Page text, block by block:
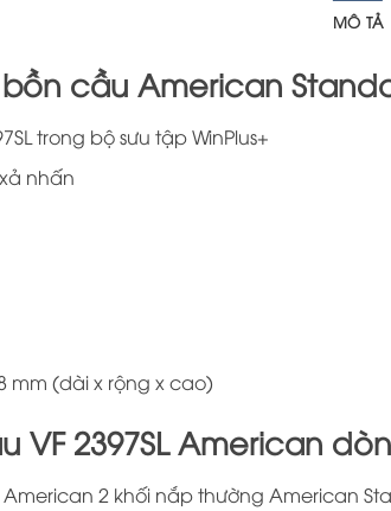
MÔ TẢ
cầu American
trong bộ sưu tập WinPlus+
nhấn
mm (dài x rộng x cao)
VF 2397SL American
2 khối nắp thường American